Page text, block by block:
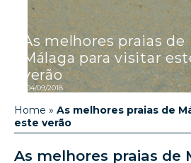
As melhores praias de
Málaga para visitar
verão
04/09/2018
Home »As melhores praias de
este verão
As melhores praias de